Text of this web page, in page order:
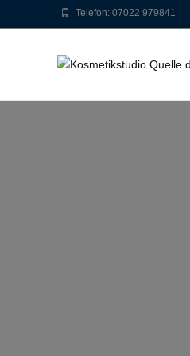
Telefon: 07022 979841